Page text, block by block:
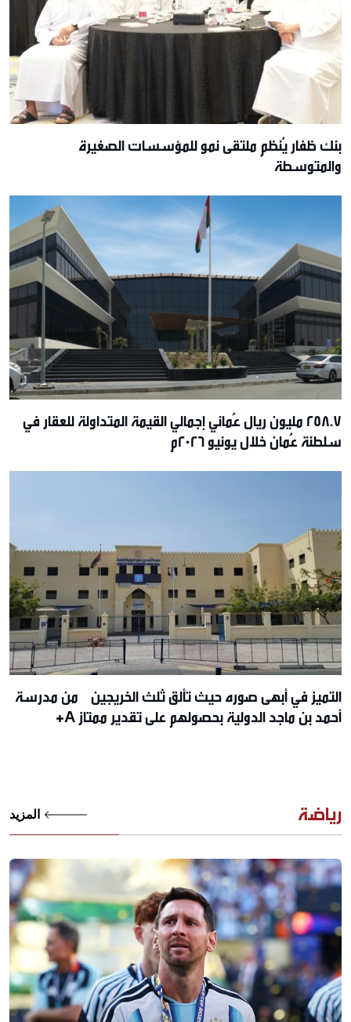
بنك ظفار يُنظم ملتقى نمو للمؤسسات الصغيرة
والمتوسطة
258.7 مليون ريال عُماني إجمالي القيمة المتداولة للعقار في
سلطنة عُمان خلال يونيو 2026م
التميز في أبهى صوره حيث تألق ثلث الخريجين من مدرسة
أحمد بن ماجد الدولية بحصولهم على تقدير ممتاز A+
رياضة المزيد